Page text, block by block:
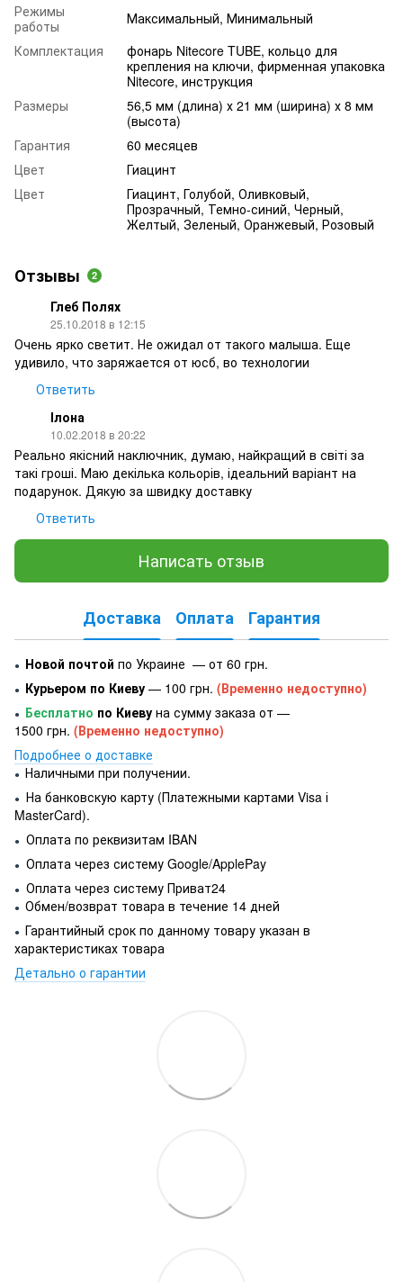
Режимы
работы
Максимальный, Минимальный
Комплектация
фонарь Nitecore TUBE, кольцо для
крепления на ключи, фирменная упаковка
Nitecore, инструкция
Размеры
56,5 мм (длина) х 21 мм (ширина) х 8 мм
(высота)
Гарантия
60 месяцев
Цвет
Гиацинт
Цвет
Гиацинт, Голубой, Оливковый,
Прозрачный, Темно-синий, Черный,
Желтый, Зеленый, Оранжевый, Розовый
Отзывы 2
Глеб Полях
25.10.2018 в 12:15
Очень ярко светит. Не ожидал от такого малыша. Еще
удивило, что заряжается от юсб, во технологии
Ответить
Ілона
10.02.2018 в 20:22
Реально якісний наключник, думаю, найкращий в світі за
такі гроші. Маю декілька кольорів, ідеальний варіант на
подарунок. Дякую за швидку доставку
Ответить
Написать отзыв
Доставка Оплата Гарантия
● Новой почтой по Украине — от 60 грн.
● Курьером по Киеву — 100 грн. (Временно недоступно)
● Бесплатно по Киеву на сумму заказа от —
1500 грн. (Временно недоступно)
Подробнее о доставке
● Наличными при получении.
● На банковскую карту (Платежными картами Visa і
MasterCard).
● Оплата по реквизитам IBAN
● Оплата через систему Google/ApplePay
● Оплата через систему Приват24
● Обмен/возврат товара в течение 14 дней
● Гарантийный срок по данному товару указан в
характеристиках товара
Детально о гарантии